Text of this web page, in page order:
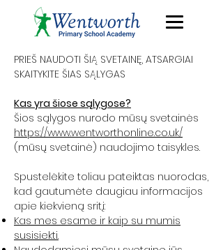
PRIEŠ NAUDOTI ŠIĄ SVETAINĘ, ATSARGIAI
SKAITYKITE ŠIAS SĄLYGAS
Kas yra šiose sąlygose?
Šios sąlygos nurodo mūsų svetainės
https://www.wentworthonline.co.uk/
(mūsų svetainė) naudojimo taisykles.
Spustelėkite toliau pateiktas nuorodas,
kad gautumėte daugiau informacijos
apie kiekvieną sritį:
Kas mes esame ir kaip su mumis
susisiekti.